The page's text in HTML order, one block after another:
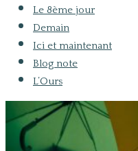
Le 8ème jour
Demain
Ici et maintenant
Blog note
L’Ours